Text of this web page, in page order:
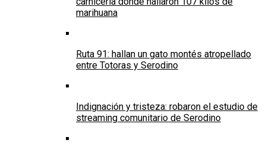
marihuana
Ruta 91: hallan un gato montés atropellado
entre Totoras y Serodino
Indignación y tristeza: robaron el estudio de
streaming comunitario de Serodino